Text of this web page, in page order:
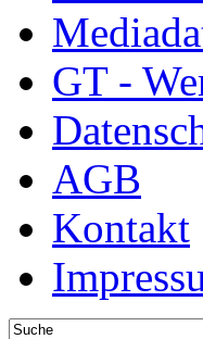
GT -
AGB
Kontakt